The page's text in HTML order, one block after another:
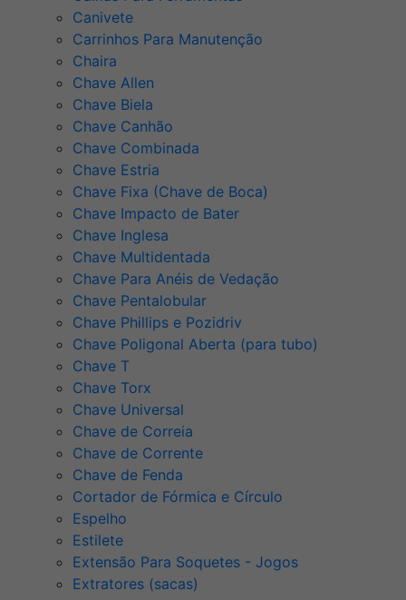
Canivete
Carrinhos Para Manutenção
Chaira
Chave Allen
Chave Biela
Chave Canhão
Chave Combinada
Chave Estria
Chave Fixa (Chave de Boca)
Chave Impacto de Bater
Chave Inglesa
Chave Multidentada
Chave Para Anéis de Vedação
Chave Pentalobular
Chave Phillips e Pozidriv
Chave Poligonal Aberta (para tubo)
Chave T
Chave Torx
Chave Universal
Chave de Correia
Chave de Corrente
Chave de Fenda
Cortador de Fórmica e Círculo
Espelho
Estilete
Extensão Para Soquetes - Jogos
Extratores (sacas)